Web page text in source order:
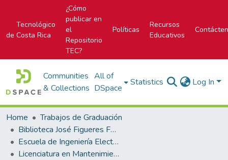
Tecnológico
de Costa Rica
¿Cómo
publicar en
el
Repositorio
TEC?
Políticas
Recursos
Educativos
Communities
& Collections
All of
DSpace
Statistics Log In
Home
Trabajos de Graduación
Biblioteca José Figueres Ferrer
Escuela de Ingeniería Electromecánica
Licenciatura en Mantenimiento Industrial